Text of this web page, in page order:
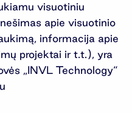
visuotiniu
apie visuotinio
informacija apie
projektai ir t.t.), yra
„INVL Technology“